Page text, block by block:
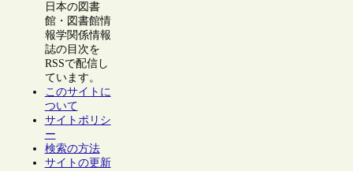
日本の図書
館・図書館情
報学関係情報
誌の目次を
RSSで配信し
ています。
このサイトに
ついて
サイトポリシ
ー
検索の方法
サイトの更新